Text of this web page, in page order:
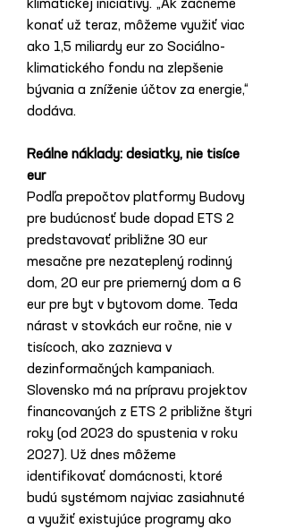
klimatickej iniciatívy. „Ak začneme
konať už teraz, môžeme využiť viac
ako 1,5 miliardy eur zo Sociálno-
klimatického fondu na zlepšenie
bývania a zníženie účtov za energie,“
dodáva.
Reálne náklady: desiatky, nie tisíce
eur
Podľa prepočtov platformy Budovy
pre budúcnosť bude dopad ETS 2
predstavovať približne 30 eur
mesačne pre nezateplený rodinný
dom, 20 eur pre priemerný dom a 6
eur pre byt v bytovom dome. Teda
nárast v stovkách eur ročne, nie v
tisícoch, ako zaznieva v
dezinformačných kampaniach.
Slovensko má na prípravu projektov
financovaných z ETS 2 približne štyri
roky (od 2023 do spustenia v roku
2027). Už dnes môžeme
identifikovať domácnosti, ktoré
budú systémom najviac zasiahnuté
a využiť existujúce programy ako